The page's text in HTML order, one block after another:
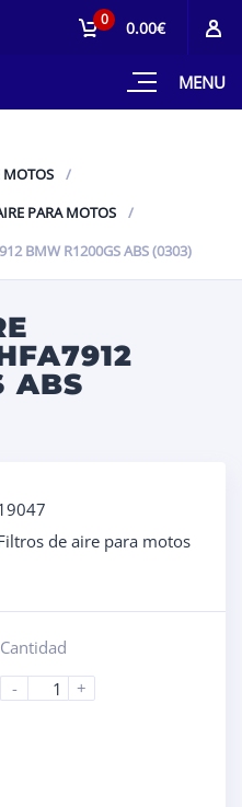
MENU
0 0.00€
MOTOS
PARA MOTOS
BMW R1200GS ABS (0303)
ABS
de aire para motos
Cantidad
-
+